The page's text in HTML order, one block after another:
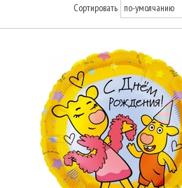
Сортировать